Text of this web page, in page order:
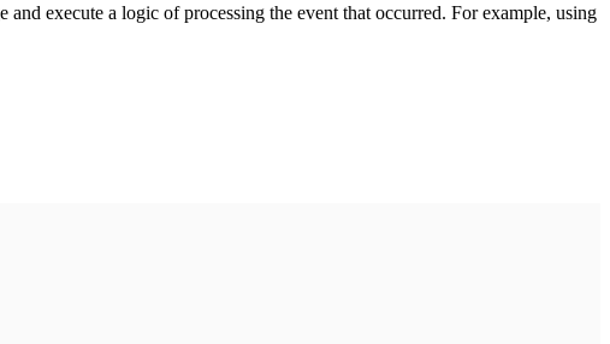
execute a logic of processing the event that occurred. For example, using